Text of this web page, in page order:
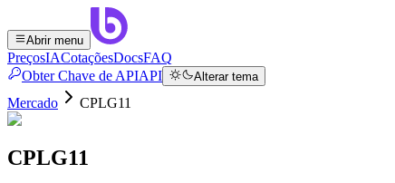
Abrir menu
PreçosIACotaçõesDocsFAQ
Obter Chave de APIAPI Alterar tema
Mercado CPLG11
CPLG11